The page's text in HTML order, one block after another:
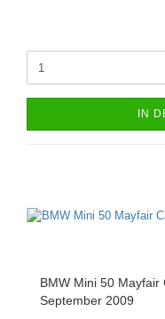
IN
BMW Mini 50
September 2009